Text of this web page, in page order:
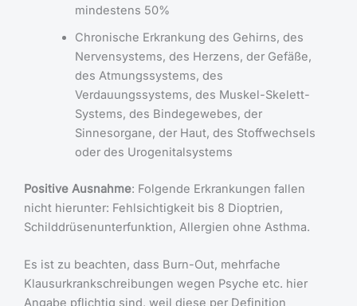
mindestens 50%
Chronische Erkrankung des Gehirns, des
Nervensystems, des Herzens, der Gefäße,
des Atmungssystems, des
Verdauungssystems, des Muskel-Skelett-
Systems, des Bindegewebes, der
Sinnesorgane, der Haut, des Stoffwechsels
oder des Urogenitalsystems
Positive Ausnahme: Folgende Erkrankungen fallen
nicht hierunter: Fehlsichtigkeit bis 8 Dioptrien,
Schilddrüsenunterfunktion, Allergien ohne Asthma.
Es ist zu beachten, dass Burn-Out, mehrfache
Klausurkrankschreibungen wegen Psyche etc. hier